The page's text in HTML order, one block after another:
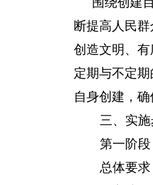
断提高人民
创造文明、
定期与不定
自身创建，确
三、实
第一阶
总体要